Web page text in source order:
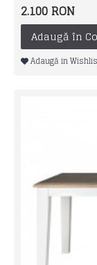
2.100 RON
Adaugă în
Adaugă in